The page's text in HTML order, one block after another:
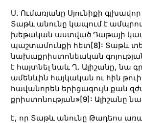
Ս. Ումառյանը Սյունիքի
Տաթև անունը կապում է
խեթական աստված Դաթայի
պաշտամունքի հետ[8]: Տաթև
նախաքրիստոնեական
է հայտնել նաև Ղ. Ալիշանը, նա
ամենևին հայկական ու հին
հավանորեն երիցագույն քան
քրիստոնության»[9]: Ալիշանը
է, որ Տաթև անունը Թադեոս